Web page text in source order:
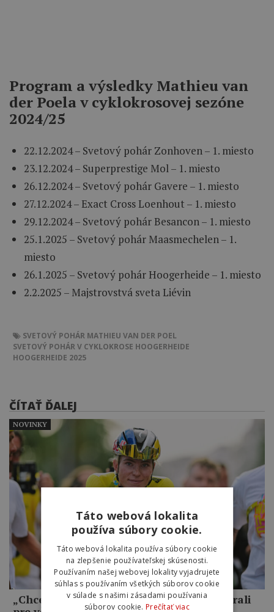
Program a výsledky Mathieu van
der Poela v cyklokrosovej sezóne
2024/25
22.12.2024 – Svetový pohár Zonhoven – 1. miesto
23.12.2024 – Superprestige Mol – 1. miesto
26.12.2024 – Svetový pohár Gavere – 1. miesto
27.12.2024 – Exact Cross Loenhout – 1. miesto
29.12.2024 – Svetový pohár Besancon – 1. miesto
25.1.2025 – Svetový pohár Maasmechelen – 1.
miesto
26.1.2025 – Svetový pohár Hoogerheide – 1. miesto
2.2.2025 – Majstrovstvá sveta Liévin
SVETOVÝ POHÁR MATHIEU VAN DER POEL
SVETOVÝ POHÁR V CYKLOKROSE HOOGERHEIDE
HOOGERHEIDE 2025
ČÍTAŤ ĎALEJ
„Chcela som jasne ukázať, že sme nevyhrali
NOVINKY
Táto webová lokalita
používa súbory cookie.
Táto webová lokalita používa súbory cookie
na zlepšenie používateľskej skúsenosti.
Používaním našej webovej lokality vyjadrujete
súhlas s používaním všetkých súborov cookie
v súlade s našimi zásadami používania
súborov cookie. Prečítať viac